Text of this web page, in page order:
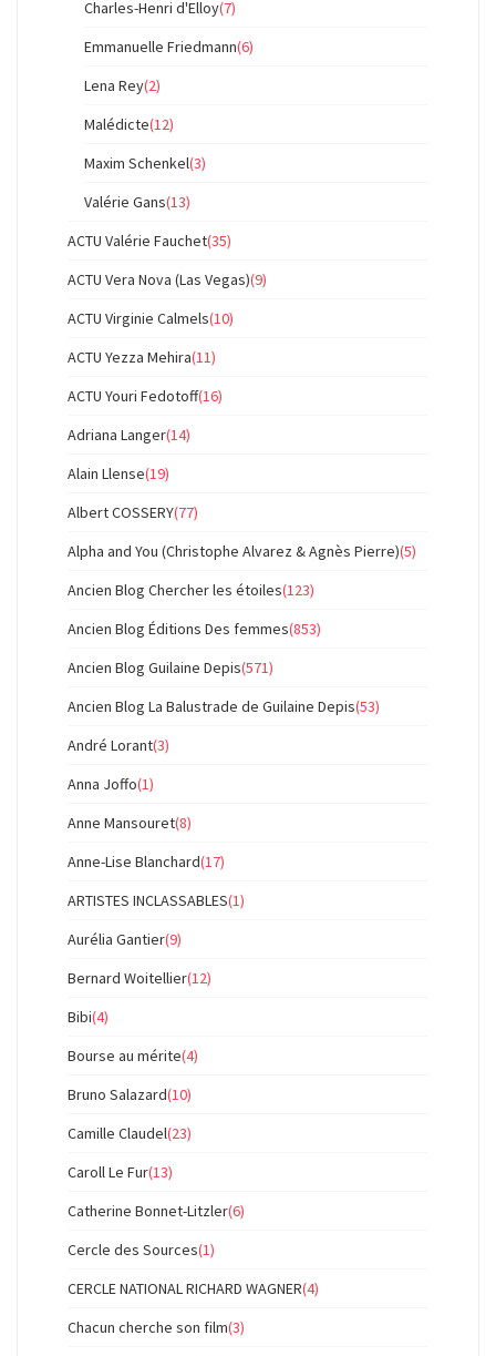
Charles-Henri d'Elloy(7)
Emmanuelle Friedmann(6)
Lena Rey(2)
Malédicte(12)
Maxim Schenkel(3)
Valérie Gans(13)
ACTU Valérie Fauchet(35)
ACTU Vera Nova (Las Vegas)(9)
ACTU Virginie Calmels(10)
ACTU Yezza Mehira(11)
ACTU Youri Fedotoff(16)
Adriana Langer(14)
Alain Llense(19)
Albert COSSERY(77)
Alpha and You (Christophe Alvarez & Agnès Pierre)(5)
Ancien Blog Chercher les étoiles(123)
Ancien Blog Éditions Des femmes(853)
Ancien Blog Guilaine Depis(571)
Ancien Blog La Balustrade de Guilaine Depis(53)
André Lorant(3)
Anna Joffo(1)
Anne Mansouret(8)
Anne-Lise Blanchard(17)
ARTISTES INCLASSABLES(1)
Aurélia Gantier(9)
Bernard Woitellier(12)
Bibi(4)
Bourse au mérite(4)
Bruno Salazard(10)
Camille Claudel(23)
Caroll Le Fur(13)
Catherine Bonnet-Litzler(6)
Cercle des Sources(1)
CERCLE NATIONAL RICHARD WAGNER(4)
Chacun cherche son film(3)